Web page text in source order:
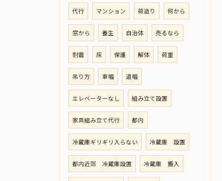
代行 マンション 荷造り 何から
窓から 養生 自治体 売るなら
耐震 床 保護 解体 荷重
吊り方 車幅 道幅
エレベーターなし 組み立て設置
家具組み立て代行 都内
冷蔵庫ギリギリ入らない 冷蔵庫 設置
都内近郊 冷蔵庫設置 冷蔵庫 搬入